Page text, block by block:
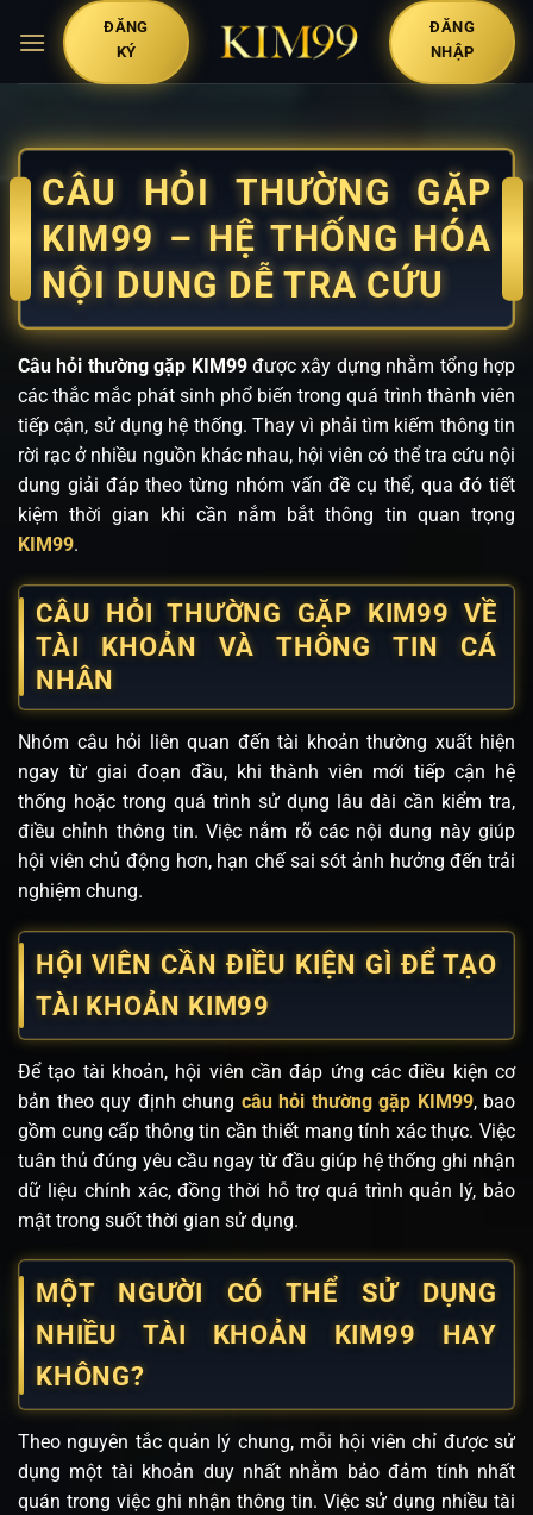
qua
ĐĂNG
KÝ
ĐĂNG
NHẬP
CÂU HỎI THƯỜNG GẶP
KIM99 – HỆ THỐNG HÓA
NỘI DUNG DỄ TRA CỨU
Câu hỏi thường gặp KIM99được xây dựng nhằm tổng hợp
các thắc mắc phát sinh phổ biến trong quá trình thành viên
tiếp cận, sử dụng hệ thống. Thay vì phải tìm kiếm thông tin
rời rạc ở nhiều nguồn khác nhau, hội viên có thể tra cứu nội
dung giải đáp theo từng nhóm vấn đề cụ thể, qua đó tiết
kiệm thời gian khi cần nắm bắt thông tin quan trọng
KIM99.
CÂU HỎI THƯỜNG GẶP KIM99 VỀ
TÀI KHOẢN VÀ THÔNG TIN CÁ
NHÂN
Nhóm câu hỏi liên quan đến tài khoản thường xuất hiện
ngay từ giai đoạn đầu, khi thành viên mới tiếp cận hệ
thống hoặc trong quá trình sử dụng lâu dài cần kiểm tra,
điều chỉnh thông tin. Việc nắm rõ các nội dung này giúp
hội viên chủ động hơn, hạn chế sai sót ảnh hưởng đến trải
nghiệm chung.
HỘI VIÊN CẦN ĐIỀU KIỆN GÌ ĐỂ TẠO
TÀI KHOẢN KIM99
Để tạo tài khoản, hội viên cần đáp ứng các điều kiện cơ
bản theo quy định chung câu hỏi thường gặp KIM99, bao
gồm cung cấp thông tin cần thiết mang tính xác thực. Việc
tuân thủ đúng yêu cầu ngay từ đầu giúp hệ thống ghi nhận
dữ liệu chính xác, đồng thời hỗ trợ quá trình quản lý, bảo
mật trong suốt thời gian sử dụng.
MỘT NGƯỜI CÓ THỂ SỬ DỤNG
NHIỀU TÀI KHOẢN KIM99 HAY
KHÔNG?
Theo nguyên tắc quản lý chung, mỗi hội viên chỉ được sử
dụng một tài khoản duy nhất nhằm bảo đảm tính nhất
quán trong việc ghi nhận thông tin. Việc sử dụng nhiều tài